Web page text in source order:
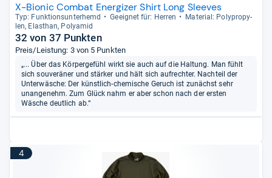
X-Bionic Combat Energizer Shirt Long Sleeves
Typ: Funk­ti­ons­un­ter­hemd Geeig­net für: Her­ren
Mate­rial: Poly­pro­py­
len, Elasthan, Poly­amid
32 von 37 Punkten
Preis/Leistung: 3 von 5 Punkten
„... Über das Körpergefühl wirkt sie auch auf die Haltung. Man fühlt
sich souveräner und stärker und hält sich aufrechter. Nachteil der
Unterwäsche: Der künstlich-chemische Geruch ist zunächst sehr
unangenehm. Zum Glück nahm er aber schon nach der ersten
Wäsche deutlich ab.“
4